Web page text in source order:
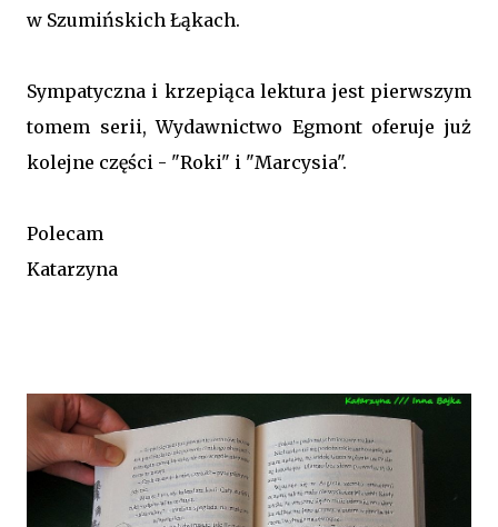
w Szumińskich Łąkach.
Sympatyczna i krzepiąca lektura jest pierwszym
tomem serii, Wydawnictwo Egmont oferuje już
kolejne części - "Roki" i "Marcysia".
Polecam
Katarzyna